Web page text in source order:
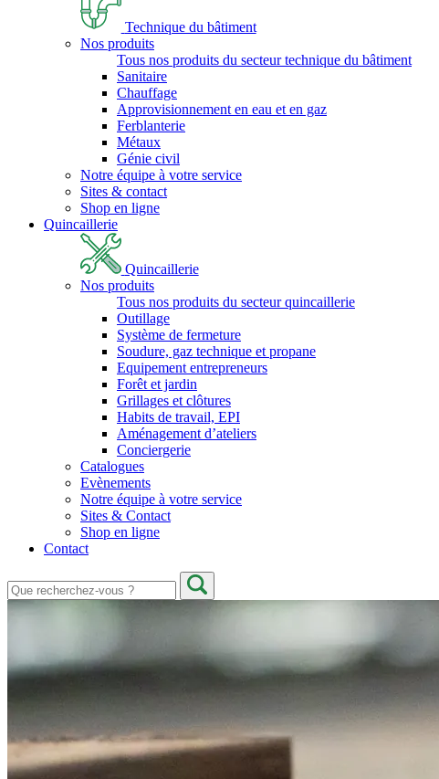
Technique du bâtiment
Nos produits
Tous nos produits du secteur technique du bâtiment
Sanitaire
Chauffage
Approvisionnement en eau et en gaz
Ferblanterie
Métaux
Génie civil
Notre équipe à votre service
Sites & contact
Shop en ligne
Quincaillerie
Quincaillerie
Nos produits
Tous nos produits du secteur quincaillerie
Outillage
Système de fermeture
Soudure, gaz technique et propane
Equipement entrepreneurs
Forêt et jardin
Grillages et clôtures
Habits de travail, EPI
Aménagement d’ateliers
Conciergerie
Catalogues
Evènements
Notre équipe à votre service
Sites & Contact
Shop en ligne
Contact